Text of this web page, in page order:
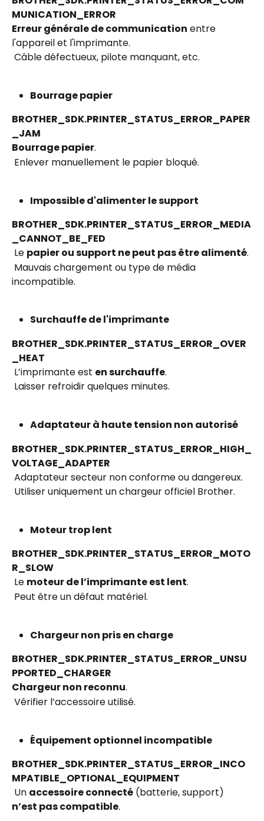
MUNICATION_ERROR
Erreur générale de communication entre
l'appareil et l'imprimante.
Câble défectueux, pilote manquant, etc.
Bourrage papier
BROTHER_SDK.PRINTER_STATUS_ERROR_PAPER
_JAM
Bourrage papier.
Enlever manuellement le papier bloqué.
Impossible d'alimenter le support
BROTHER_SDK.PRINTER_STATUS_ERROR_MEDIA
_CANNOT_BE_FED
Le papier ou support ne peut pas être alimenté.
incompatible.
Surchauffe de l'imprimante
BROTHER_SDK.PRINTER_STATUS_ERROR_OVER
_HEAT
L’imprimante est en surchauffe.
Laisser refroidir quelques minutes.
Adaptateur à haute tension non autorisé
BROTHER_SDK.PRINTER_STATUS_ERROR_HIGH_
VOLTAGE_ADAPTER
Adaptateur secteur non conforme ou dangereux.
Utiliser uniquement un chargeur officiel Brother.
Moteur trop lent
BROTHER_SDK.PRINTER_STATUS_ERROR_MOTO
R_SLOW
Le moteur de l’imprimante est lent.
Peut être un défaut matériel.
Chargeur non pris en charge
BROTHER_SDK.PRINTER_STATUS_ERROR_UNSU
PPORTED_CHARGER
Chargeur non reconnu.
Vérifier l’accessoire utilisé.
Équipement optionnel incompatible
BROTHER_SDK.PRINTER_STATUS_ERROR_INCO
MPATIBLE_OPTIONAL_EQUIPMENT
Un accessoire connecté (batterie, support)
n’est pas compatible.